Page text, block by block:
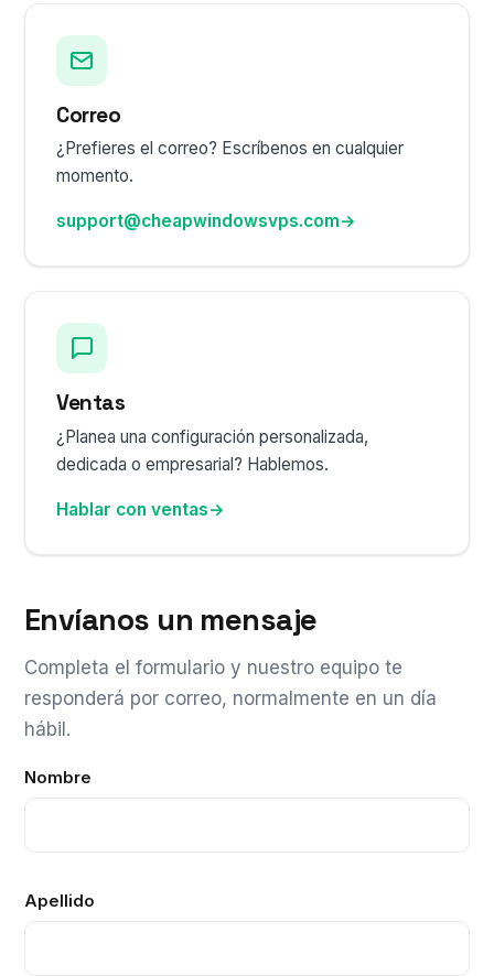
Correo
¿Prefieres el correo? Escríbenos en cualquier
momento.
support@cheapwindowsvps.com→
Ventas
¿Planea una configuración personalizada,
dedicada o empresarial? Hablemos.
Hablar con ventas→
Envíanos un mensaje
Completa el formulario y nuestro equipo te
responderá por correo, normalmente en un día
hábil.
Nombre
Apellido